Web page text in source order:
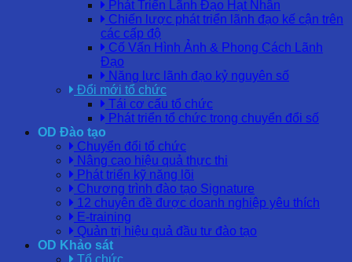
Phát Triển Lãnh Đạo Hạt Nhân
Chiến lược phát triển lãnh đạo kế cận trên
các cấp độ
Cố Vấn Hình Ảnh & Phong Cách Lãnh
Đạo
Năng lực lãnh đạo kỷ nguyên số
Đổi mới tổ chức
Tái cơ cấu tổ chức
Phát triển tổ chức trong chuyển đổi số
OD Đào tạo
Chuyển đổi tổ chức
Nâng cao hiệu quả thực thi
Phát triển kỹ năng lõi
Chương trình đào tạo Signature
12 chuyên đề được doanh nghiệp yêu thích
E-training
Quản trị hiệu quả đầu tư đào tạo
OD Khảo sát
Tổ chức